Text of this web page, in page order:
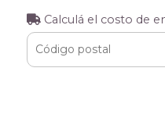
Calculá el costo de